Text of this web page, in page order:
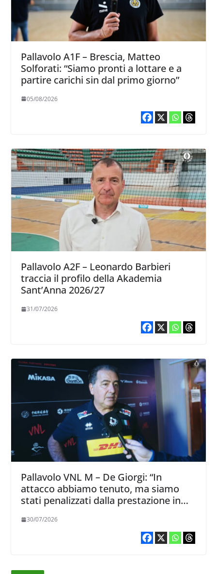
Pallavolo A1F – Brescia, Matteo
Solforati: “Siamo pronti a lottare e a
partire carichi sin dal primo giorno”
05/08/2026
Pallavolo A2F – Leonardo Barbieri
traccia il profilo della Akademia
Sant’Anna 2026/27
31/07/2026
Pallavolo VNL M – De Giorgi: “In
attacco abbiamo tenuto, ma siamo
stati penalizzati dalla prestazione in
30/07/2026